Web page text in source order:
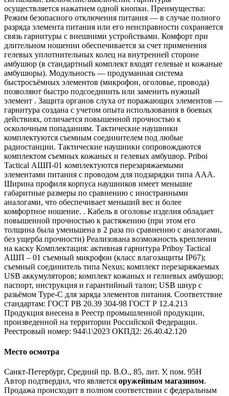
осуществляется нажатием одной кнопки. Преимущества:
Режим безопасного отключения питания — в случае полного
разряда элемента питания или его неисправности сохраняется
связь гарнитуры с внешними устройствами. Комфорт при
длительном ношении обеспечивается за счет применения
гелевых уплотнительных колец на внутренней стороне
амбушюр (в стандартный комплект входят гелевые и кожаные
амбушюры). Модульность — продуманная система
быстросъёмных элементов (микрофон, оголовье, провода)
позволяют быстро подсоединить или заменить нужный
элемент . Защита органов слуха от поражающих элементов —
гарнитура создана с учетом опыта использования в боевых
действиях, отличается повышенной прочностью к
осколочным попаданиям. Тактические наушники
комплектуются съемным соединителем под любые
радиостанции. Тактические наушники сопровождаются
комплектом съемных кожаных и гелевых амбушюр. Priboi
Tactical АШП-01 комплектуются перезаряжаемыми
элементами питания с проводом для подзарядки типа AAA.
Ширина профиля корпуса наушников имеет меньшие
габаритные размеры по сравнению с иностранными
аналогами, что обеспечивает меньший вес и более
комфортное ношение. . Кабель в оголовье изделия обладает
повышенной прочностью к растяжению (при этом его
толщина была уменьшена в 2 раза по сравнению с аналогами,
без ущерба прочности) Реализована возможность крепления
на каску Комплектация: активная гарнитура Priboy Tactical
АШП – 01 съемный микрофон (класс влагозащиты IP67);
съемный соединитель типа Nexus; комплект перезаряжаемых
USB аккумуляторов; комплект кожаных и гелиевых амбушюр;
паспорт, инструкция и гарантийный талон; USB шнур с
разьёмом Type-C для заряда элементов питания. Соответствие
стандартам: ГОСТ РВ 20.39 304-98 ГОСТ Р 12.4.213
Продукция внесена в Реестр промышленной продукции,
произведенной на территории Российской Федерации.
Реестровый номер: 944\1\2023 ОКПД2: 26.40.42.120
Место осмотра
Санкт-Петербург, Средний пр. В.О., 85, лит. У, пом. 95Н
Автор подтвердил, что является оружейным магазином.
Продажа происходит в полном соответствии с федеральным